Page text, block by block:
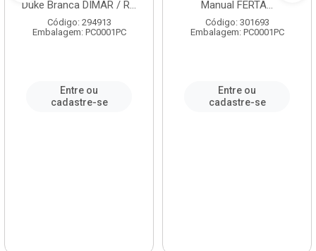
Duke Branca DIMAR / R...
Código: 294913
Embalagem: PC0001PC
Entre ou
cadastre-se
Manual FERTA...
Código: 301693
Embalagem: PC0001PC
Entre ou
cadastre-se